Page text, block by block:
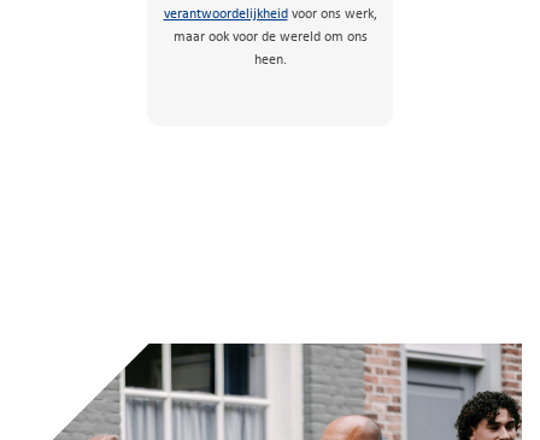
verantwoordelijkheid voor ons werk,
maar ook voor de wereld om ons
heen.